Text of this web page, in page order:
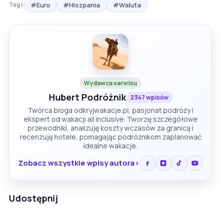
Tagi: #Euro #Hiszpania #Waluta
Wydawca serwisu
Hubert Podróżnik 2347 wpisów
Twórca bloga odkryjwakacje.pl, pasjonat podróży i
ekspert od wakacji all inclusive. Tworzę szczegółowe
przewodniki, analizuję koszty wczasów za granicą i
recenzuję hotele, pomagając podróżnikom zaplanować
idealne wakacje.
Zobacz wszystkie wpisy autora
Udostępnij